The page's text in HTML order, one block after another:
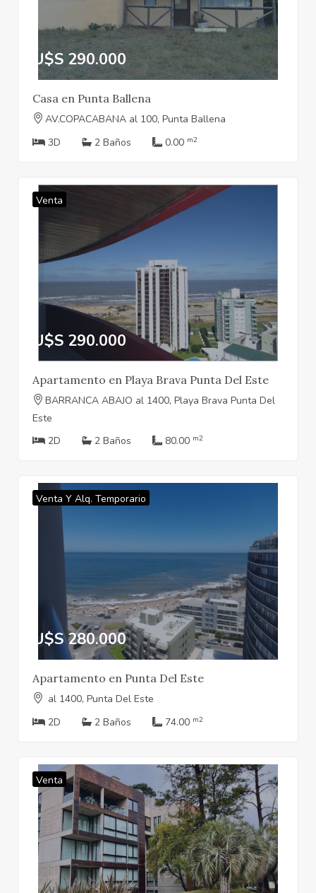
U$S 290.000
Casa en Punta Ballena
AV.COPACABANA al 100, Punta Ballena
3D
2 Baños 0.00 m2
Venta
U$S 290.000
Apartamento en Playa Brava Punta Del Este
BARRANCA ABAJO al 1400, Playa Brava Punta Del
Este
2D
2 Baños 80.00 m2
Venta Y Alq. Temporario
U$S 280.000
Apartamento en Punta Del Este
al 1400, Punta Del Este
2D
2 Baños 74.00 m2
Venta